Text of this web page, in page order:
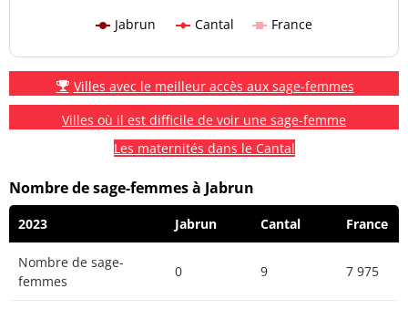
Jabrun Cantal France
Villes avec le meilleur accès aux sage-femmes
Villes où il est difficile de voir une sage-femme
Les maternités dans le Cantal
Nombre de sage-femmes à Jabrun
2023 Jabrun Cantal France
Nombre de sage-
femmes
0 9 7 975